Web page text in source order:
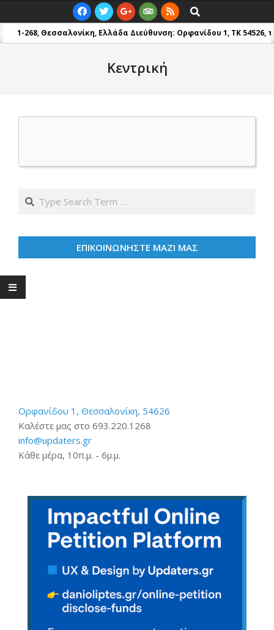
to
content
Navigation
Menu
Search
268, Θεσσαλονίκη, ΕλλάδαΔιεύθυνση: Ορφανίδου 1, TK 54526,
Κεντρική
13
Search
ΕΠΙΚΟΙΝΩΝΗΣΤΕ ΜΑΖΙ ΜΑΣ
Ορφανίδου 1, Θεσσαλονίκη, 54626
Καλέστε μας στο 693.220.1268
info@updaters.gr
Κάθε μέρα, 10π.μ. - 6μ.μ.